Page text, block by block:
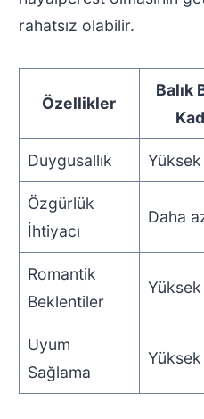
rahatsız olabilir.
Özellikler
Balık
Duygusallık Yüksek
Özgürlük
İhtiyacı
Daha
Romantik
Beklentiler
Yüksek
Uyum
Sağlama
Yüksek